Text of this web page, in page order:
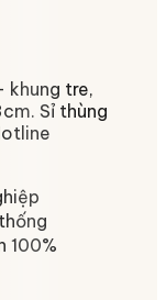
khung tre,
Sỉ thùng
100%